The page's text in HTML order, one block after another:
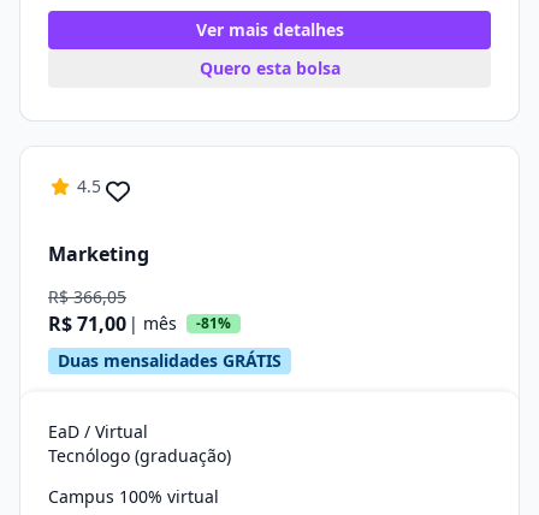
Ver mais detalhes
Quero esta bolsa
4.5
Marketing
R$ 366,05
R$ 71,00 | mês -81%
Duas mensalidades GRÁTIS
EaD / Virtual
Tecnólogo (graduação)
Campus 100% virtual